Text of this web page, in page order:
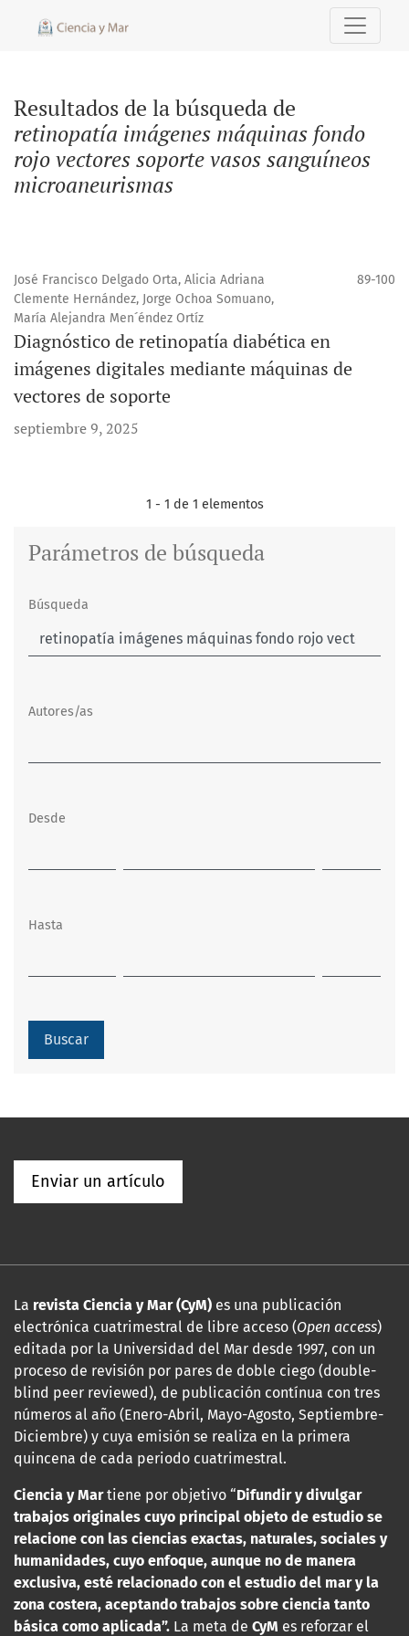
Resultados de la búsqueda de
retinopatía imágenes máquinas fondo
rojo vectores soporte vasos sanguíneos
microaneurismas
José Francisco Delgado Orta, Alicia Adriana
Clemente Hernández, Jorge Ochoa Somuano,
María Alejandra Men´éndez Ortíz
89-100
Diagnóstico de retinopatía diabética en
imágenes digitales mediante máquinas de
vectores de soporte
septiembre 9, 2025
1 - 1 de 1 elementos
Parámetros de búsqueda
Búsqueda
Autores/as
Desde
Hasta
Buscar
Enviar un artículo
La revista Ciencia y Mar (CyM) es una publicación
electrónica cuatrimestral de libre acceso (Open access)
editada por la Universidad del Mar desde 1997, con un
proceso de revisión por pares de doble ciego (double-
blind peer reviewed), de publicación contínua con tres
números al año (Enero-Abril, Mayo-Agosto, Septiembre-
Diciembre) y cuya emisión se realiza en la primera
quincena de cada periodo cuatrimestral.
Ciencia y Martiene por objetivo “Difundir y divulgar
trabajos originales cuyo principal objeto de estudio se
relacione con las ciencias exactas, naturales, sociales y
humanidades, cuyo enfoque, aunque no de manera
exclusiva, esté relacionado con el estudio del mar y la
zona costera, aceptando trabajos sobre ciencia tanto
básica como aplicada”. La meta de CyM es reforzar el